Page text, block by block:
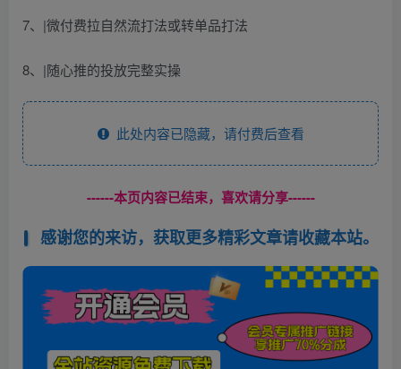
7、|微付费拉自然流打法或转单品打法
8、|随心推的投放完整实操
此处内容已隐藏，请付费后查看
------本页内容已结束，喜欢请分享------
感谢您的来访，获取更多精彩文章请收藏本站。